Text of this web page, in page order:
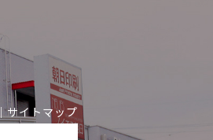
｜サイトマップ